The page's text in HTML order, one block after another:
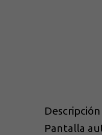
Pantalla